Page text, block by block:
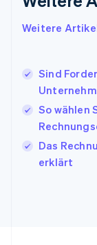
Weitere
Sind
So wählen
Das
erklärt
Italiano
Japan
日本語 English
Kroatien
English
Lettland
Deutsch
Litauen